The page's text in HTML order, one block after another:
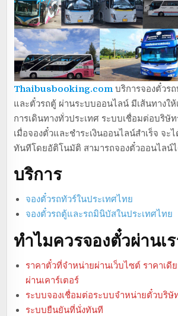
Thaibusbooking.com บริการจองตั๋วร
และตั๋วรถตู้ ผ่านระบบออนไลน์ มีเส้นทางใ
การเดินทางทั่วประเทศ ระบบเชื่อมต่อบริษั
เมื่อจองตั๋วและชำระเงินออนไลน์สำเร็จ จะ
ทันทีโดยอัติโนมัติ สามารถจองตั๋วออนไลน์
บริการ
จองตั๋วรถทัวร์ในประเทศไทย
จองตั๋วรถตู้และรถมินิบัสในประเทศไทย
ทำไมควรจองตั๋วผ่านเ
ราคาตั๋วที่จำหน่ายผ่านเว็บไซต์ ราคาเดี
ผ่านเคาร์เตอร์
ระบบจองเชื่อมต่อระบบจำหน่ายตั๋วบริษั
ระบบยืนยันที่นั่งทันที